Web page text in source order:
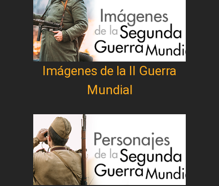
Imágenes de la II Guerra
Mundial